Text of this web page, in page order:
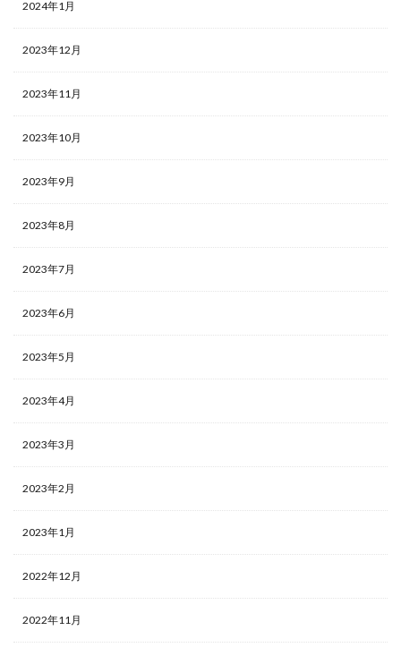
2024年1月
2023年12月
2023年11月
2023年10月
2023年9月
2023年8月
2023年7月
2023年6月
2023年5月
2023年4月
2023年3月
2023年2月
2023年1月
2022年12月
2022年11月